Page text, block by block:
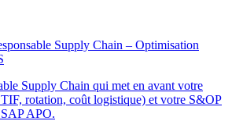
Supply Chain – Optimisation
Supply Chain qui met en avant votre
rotation, coût logistique) et votre S&OP
APO.